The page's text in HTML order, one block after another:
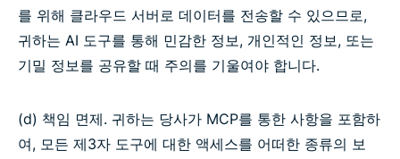
를 위해 클라우드 서버로 데이터를 전송할 수 있으므로,
귀하는 AI 도구를 통해 민감한 정보, 개인적인 정보, 또는
기밀 정보를 공유할 때 주의를 기울여야 합니다.
(d) 책임 면제. 귀하는 당사가 MCP를 통한 사항을 포함하
여, 모든 제3자 도구에 대한 액세스를 어떠한 종류의 보